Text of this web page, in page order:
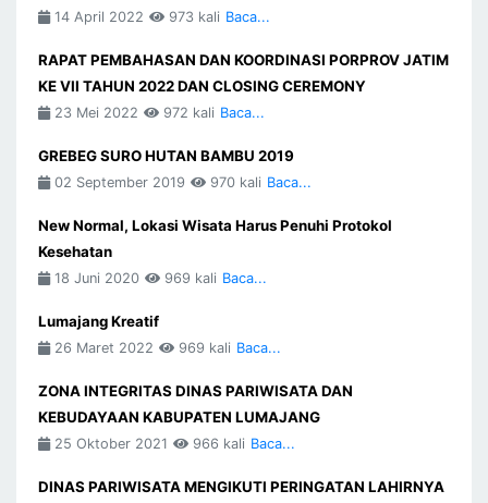
14 April 2022 973 kali Baca...
RAPAT PEMBAHASAN DAN KOORDINASI PORPROV JATIM
KE VII TAHUN 2022 DAN CLOSING CEREMONY
23 Mei 2022 972 kali Baca...
GREBEG SURO HUTAN BAMBU 2019
02 September 2019 970 kali Baca...
New Normal, Lokasi Wisata Harus Penuhi Protokol
Kesehatan
18 Juni 2020 969 kali Baca...
Lumajang Kreatif
26 Maret 2022 969 kali Baca...
ZONA INTEGRITAS DINAS PARIWISATA DAN
KEBUDAYAAN KABUPATEN LUMAJANG
25 Oktober 2021 966 kali Baca...
DINAS PARIWISATA MENGIKUTI PERINGATAN LAHIRNYA